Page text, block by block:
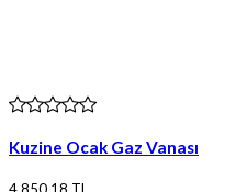
Kuzine Ocak Gaz Vanası
4.850,18 TL